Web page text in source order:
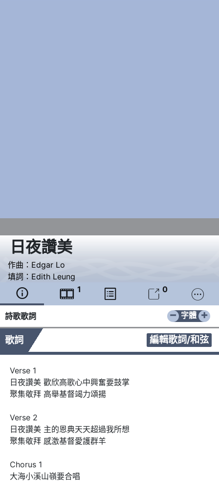
日夜讚美
作曲： Edgar Lo
填詞： Edith Leung
  1   0 
詩歌歌詞 − +
字體
歌詞 編輯歌詞/和弦
Verse 1
日夜讚美 歡欣高歌心中興奮要鼓掌
聚集敬拜 高舉基督竭力頌揚
Verse 2
日夜讚美 主的恩典天天超過我所想
聚集敬拜 感激基督愛護群羊
Chorus 1
大海小溪山嶺要合唱